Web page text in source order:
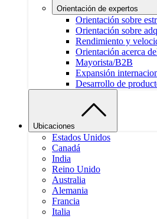
Orientación de expertos
Orientación sobre
Orientación sobre
Rendimiento y
Orientación acerca
Mayorista/B2B
Expansión
Desarrollo de
Ubicaciones
Estados Unidos
Canadá
India
Reino Unido
Australia
Alemania
Francia
Italia